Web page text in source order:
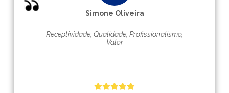
Simone Oliveira
Receptividade, Qualidade, Profissionalismo,
Valor